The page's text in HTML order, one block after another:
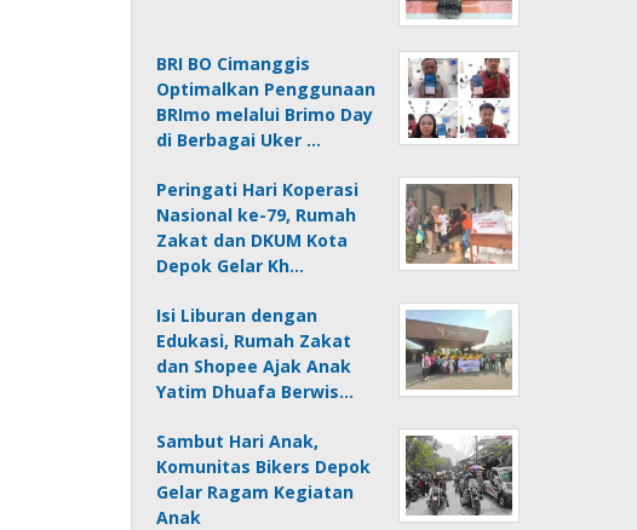
BRI BO Cimanggis
Optimalkan Penggunaan
BRImo melalui Brimo Day
di Berbagai Uker …
Peringati Hari Koperasi
Nasional ke-79, Rumah
Zakat dan DKUM Kota
Depok Gelar Kh…
Isi Liburan dengan
Edukasi, Rumah Zakat
dan Shopee Ajak Anak
Yatim Dhuafa Berwis…
Sambut Hari Anak,
Komunitas Bikers Depok
Gelar Ragam Kegiatan
Anak